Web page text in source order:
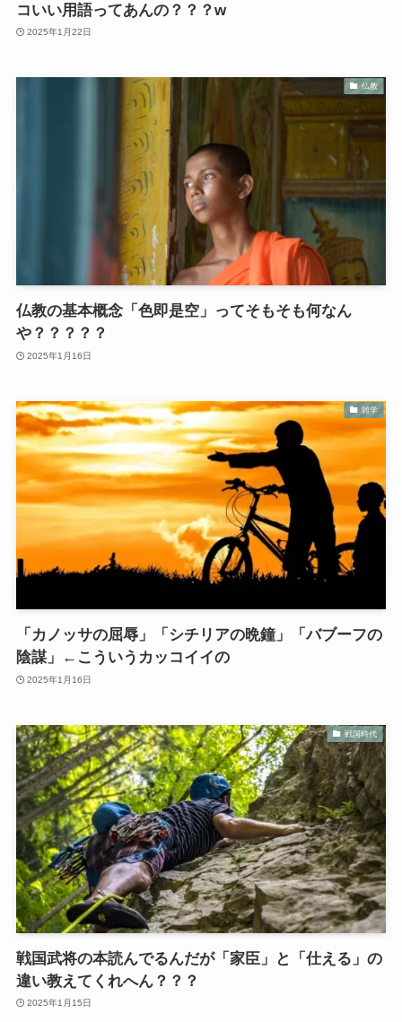
コいい用語ってあんの？？？w
2025年1月22日
仏教
仏教の基本概念「色即是空」ってそもそも何なん
や？？？？？
2025年1月16日
雑学
「カノッサの屈辱」「シチリアの晩鐘」「バブーフの
陰謀」←こういうカッコイイの
2025年1月16日
戦国時代
戦国武将の本読んでるんだが「家臣」と「仕える」の
違い教えてくれへん？？？
2025年1月15日